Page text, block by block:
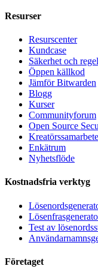
Resurser
Resurscenter
Kundcase
Säkerhet och
Öppen källkod
Jämför Bitwarden
Blogg
Kurser
Communityforum
Open Source
Enkätrum
Nyhetsflöde
Kostnadsfria verktyg
Test av
Företaget